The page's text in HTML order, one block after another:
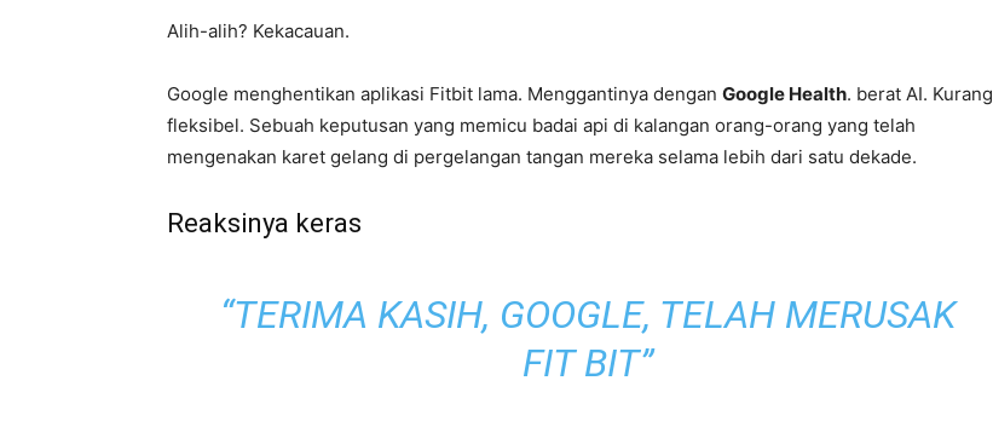
Alih-alih? Kekacauan.
Google menghentikan aplikasi Fitbit lama. Menggantinya dengan Google Health. berat AI. Kurang
fleksibel. Sebuah keputusan yang memicu badai api di kalangan orang-orang yang telah
mengenakan karet gelang di pergelangan tangan mereka selama lebih dari satu dekade.
Reaksinya keras
“TERIMA KASIH, GOOGLE, TELAH MERUSAK
FIT BIT”